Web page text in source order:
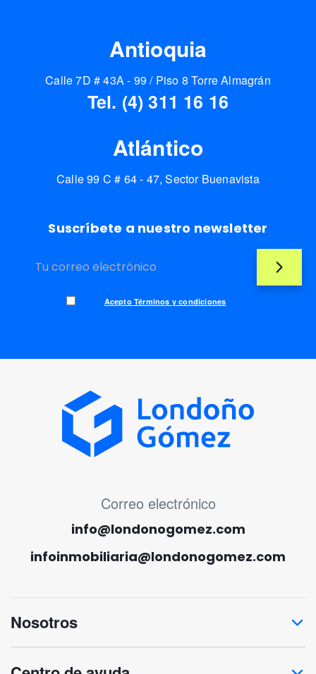
Antioquia
Calle 7D # 43A - 99 / Piso 8 Torre Almagrán
Tel. (4) 311 16 16
Atlántico
Calle 99 C # 64 - 47, Sector Buenavista
Suscríbete a nuestro newsletter
Acepto Términos y condiciones
MENÚ CORREO ELECTRÓNICO
Correo electrónico
info@londonogomez.com
infoinmobiliaria@londonogomez.com
Nosotros